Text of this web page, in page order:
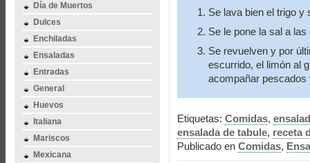
Día de Muertos
Dulces
Enchiladas
Ensaladas
Entradas
General
Huevos
Italiana
Mariscos
Mexicana
Se lava bien el trigo y
Se le pone la sal a
Se revuelven y por
escurrido, el limón al
acompañar
Etiquetas: Comidas,
ensalada de tabule, receta
Publicado en Comidas,